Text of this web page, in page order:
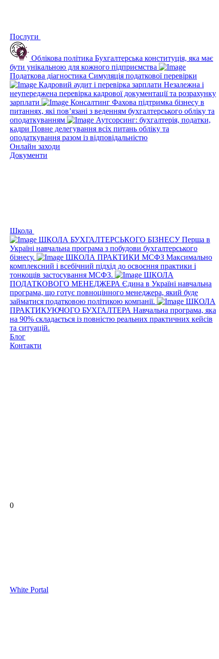
Послуги
Облікова політика Бухгалтерська конституція, яка має
бути унікальною для кожного підприємства
Податкова діагностика Симуляція податкової перевірки
Кадровий аудит і перевірка зарплати Незалежна і
неупереджена перевірка кадрової документації та розрахунку
зарплати
Консалтинг Фахова підтримка бізнесу в
питаннях, які пов’язані з веденням бухгалтерського обліку та
оподаткуванням
Аутсорсинг: бухгалтерія, податки,
кадри Повне делегування всіх питань обліку та
оподаткування разом із відповідальністю
Онлайн заходи
Документи
Школа
ШКОЛА БУХГАЛТЕРСЬКОГО БІЗНЕСУПерша в
Україні навчальна програма з побудови бухгалтерського
бізнесу.
ШКОЛА ПРАКТИКИ МСФЗ Максимально
комплексний і всебічний підхід до освоєння практики і
тонкощів застосування МСФЗ.
ШКОЛА
ПОДАТКОВОГО МЕНЕДЖЕРА Єдина в Україні навчальна
програма, що готує повноцінного менеджера, який буде
займатися податковою політикою компанії.
ШКОЛА
ПРАКТИКУЮЧОГО БУХГАЛТЕРА Навчальна програма, яка
на 90% складається із повністю реальних практичних кейсів
та ситуацій.
Блог
Контакти
0
White Portal